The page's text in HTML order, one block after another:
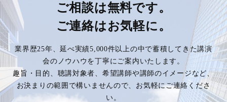
ご相談は無料です。
ご連絡はお気軽に。
業界歴25年、延べ実績5,000件以上の中で蓄積してきた講演
会のノウハウを丁寧にご案内いたします。
趣旨・目的、聴講対象者、希望講師や講師のイメージなど、
お決まりの範囲で構いませんので、お気軽にご連絡くださ
い。